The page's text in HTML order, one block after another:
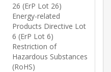
26 (ErP Lot 26)
Energy-related
Products Directive Lot
6 (ErP Lot 6)
Restriction of
Hazardous Substances
(RoHS)